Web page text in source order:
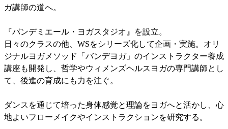
ガ講師の道へ。
『バンデミエール・ヨガスタジオ』を設立。
日々のクラスの他、WSをシリーズ化して企画・実施。オリ
ジナルヨガメソッド「バンデヨガ」のインストラクター養成
講座も開発し、哲学やウィメンズヘルスヨガの専門講師とし
て、後進の育成にも力を注ぐ。
ダンスを通じて培った身体感覚と理論をヨガへと活かし、心
地よいフローメイクやインストラクションを研究する。